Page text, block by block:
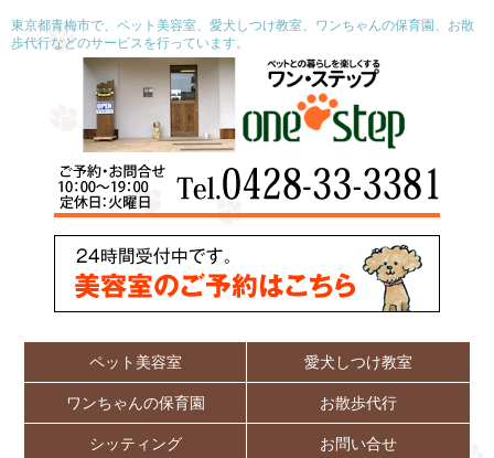
東京都青梅市で、ペット美容室、愛犬しつけ教室、ワンちゃんの保育園、お散
歩代行などのサービスを行っています。
ペット美容室 愛犬しつけ教室
ワンちゃんの保育園 お散歩代行
シッティング お問い合せ